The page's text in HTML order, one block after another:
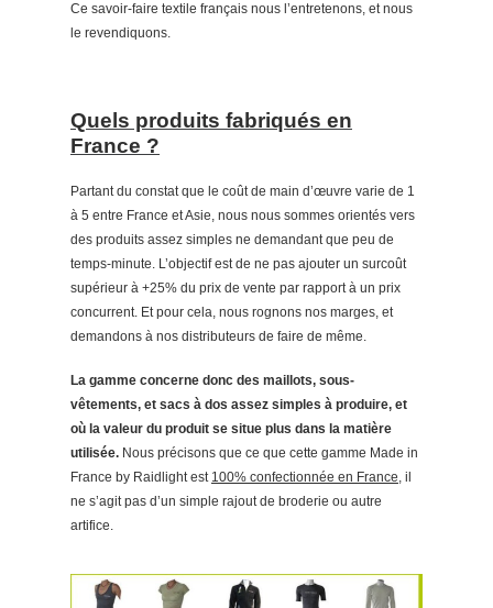
Ce savoir-faire textile français nous l’entretenons, et nous
le revendiquons.
Quels produits fabriqués en
France ?
Partant du constat que le coût de main d’œuvre varie de 1
à 5 entre France et Asie, nous nous sommes orientés vers
des produits assez simples ne demandant que peu de
temps-minute. L’objectif est de ne pas ajouter un surcoût
supérieur à +25% du prix de vente par rapport à un prix
concurrent. Et pour cela, nous rognons nos marges, et
demandons à nos distributeurs de faire de même.
La gamme concerne donc des maillots, sous-
vêtements, et sacs à dos assez simples à produire, et
où la valeur du produit se situe plus dans la matière
utilisée. Nous précisons que ce que cette gamme Made in
France by Raidlight est 100% confectionnée en France, il
ne s’agit pas d’un simple rajout de broderie ou autre
artifice.